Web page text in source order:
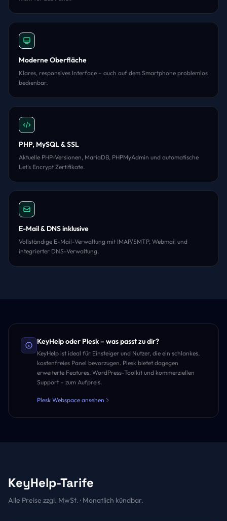
Moderne Oberfläche
Klares, responsives Interface – auch auf dem Smartphone problemlos
bedienbar.
PHP, MySQL & SSL
Aktuelle PHP-Versionen, MariaDB, PHPMyAdmin und automatische
Let's Encrypt Zertifikate.
E-Mail & DNS inklusive
Vollständige E-Mail-Verwaltung mit IMAP/SMTP, Webmail und
integrierter DNS-Verwaltung.
KeyHelp oder Plesk – was passt zu dir?
KeyHelp ist ideal für Einsteiger und Nutzer, die ein schlankes,
kostenfreies Panel bevorzugen. Plesk bietet dagegen
erweiterte Features, WordPress-Toolkit und kommerziellen
Support – zum Aufpreis.
Plesk Webspace ansehen
KeyHelp-Tarife
Alle Preise zzgl. MwSt. · Monatlich kündbar.